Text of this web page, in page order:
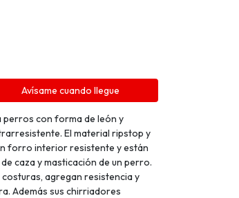
Avísame cuando llegue
perros con forma de león y
El material ripstop y
forro interior resistente y están
caza y masticación de un perro.
agregan resistencia y
Además sus chirriadores